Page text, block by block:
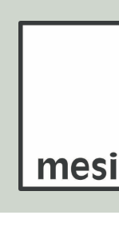
Ga
Ga
Wandtegels